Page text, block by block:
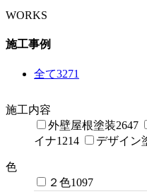
WORKS
施工事例
全て3271
施工内容
外壁屋根塗装2647
イナ1214 デザイン
色
２色1097